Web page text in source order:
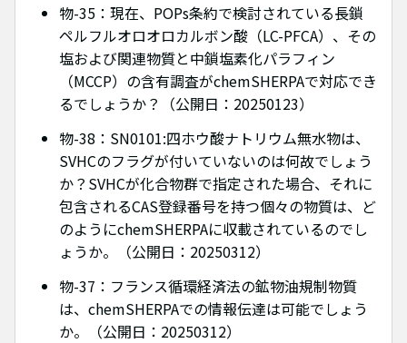
物-35：現在、POPs条約で検討されている長鎖
ペルフルオロオロカルボン酸（LC-PFCA）、その
塩および関連物質と中鎖塩素化パラフィン
（MCCP）の含有調査がchemSHERPAで対応でき
るでしょうか？（公開日：20250123）
物-38：SN0101:四ホウ酸ナトリウム無水物は、
SVHCのフラグが付いていないのは何故でしょう
か？SVHCが化合物群で指定された場合、それに
包含されるCAS登録番号を持つ個々の物質は、ど
のようにchemSHERPAに収載されているのでし
ょうか。（公開日：20250312）
物-37：フランス循環経済法の鉱物油規制物質
は、chemSHERPAでの情報伝達は可能でしょう
か。（公開日：20250312）